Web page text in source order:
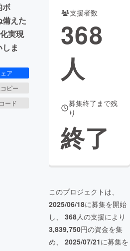
ボ
備えた
実現
ま
ア
ピー
ード
支援者数
368
人
募集終了まで残
り
終了
このプロジェクトは、
2025/06/18に募集を開始
し、 368人の支援により
3,839,750円の資金を集
め、 2025/07/21に募集を